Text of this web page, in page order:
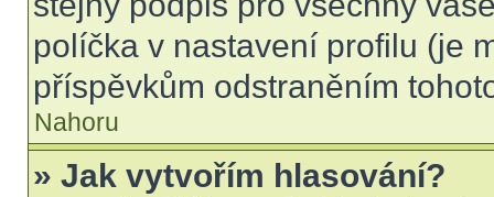
políčka v nastavení profilu (je
příspěvkům odstraněním
Nahoru
» Jak vytvořím hlasování?